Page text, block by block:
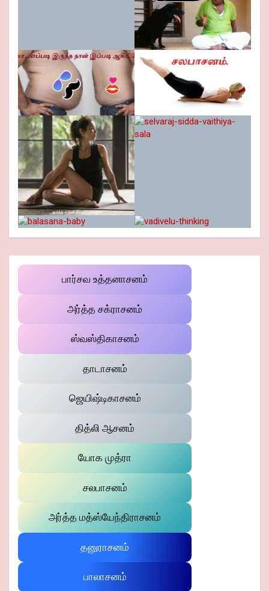
பார்சவ உத்தனாசனம்
அர்த்த சக்ராசனம்
ஸ்வஸ்திகாசனம்
தாடாசனம்
ஜெயிஷ்டிகாசனம்
தித்லி ஆசனம்
யோக முத்ரா
சலபாசனம்
அர்த்த மத்ஸ்யேந்திராசனம்
தனுராசனம்
பாலாசனம்